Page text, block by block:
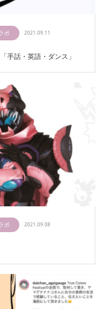
ボ 2021.09.11
手話・英語・ダンス」
ボ 2021.09.08